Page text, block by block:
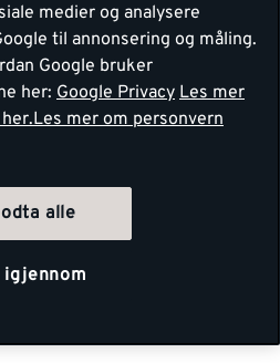
medier og analysere
til annonsering og måling.
Google bruker
her: Google Privacy Les mer
Les mer om personvern
alle
igjennom